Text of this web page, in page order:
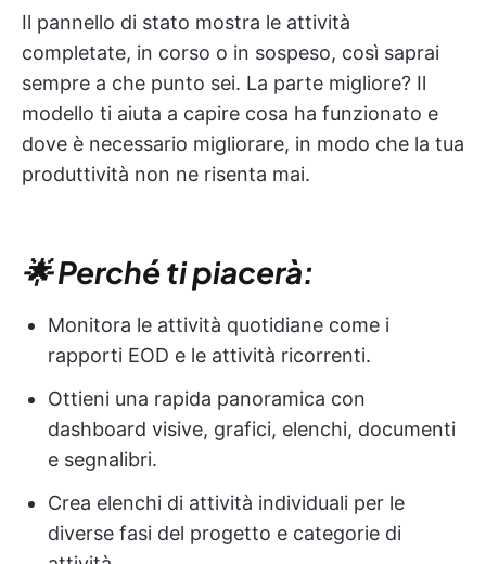
Il pannello di stato mostra le attività
completate, in corso o in sospeso, così saprai
sempre a che punto sei. La parte migliore? Il
modello ti aiuta a capire cosa ha funzionato e
dove è necessario migliorare, in modo che la tua
produttività non ne risenta mai.
🌟 Perché ti piacerà:
Monitora le attività quotidiane come i
rapporti EOD e le attività ricorrenti.
Ottieni una rapida panoramica con
dashboard visive, grafici, elenchi, documenti
e segnalibri.
Crea elenchi di attività individuali per le
diverse fasi del progetto e categorie di